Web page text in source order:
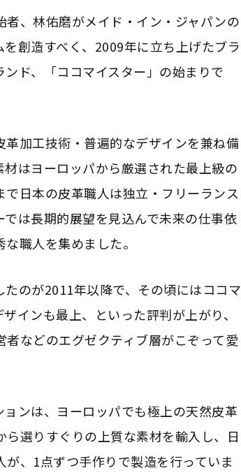
、林佑磨がメイド・イン・ジャパンの
創造すべく、2009年に立ち上げたブラ
ド、「ココマイスター」の始まりで
加工技術・普遍的なデザインを兼ね備
はヨーロッパから厳選された最上級の
日本の皮革職人は独立・フリーランス
は長期的展望を見込んで未来の仕事依
職人を集めました。
のが2011年以降で、その頃にはココマ
インも最上、といった評判が上がり、
などのエグゼクティブ層がこぞって愛
ンは、ヨーロッパでも極上の天然皮革
選りすぐりの上質な素材を輸入し、日
、1点ずつ手作りで製造を行っていま